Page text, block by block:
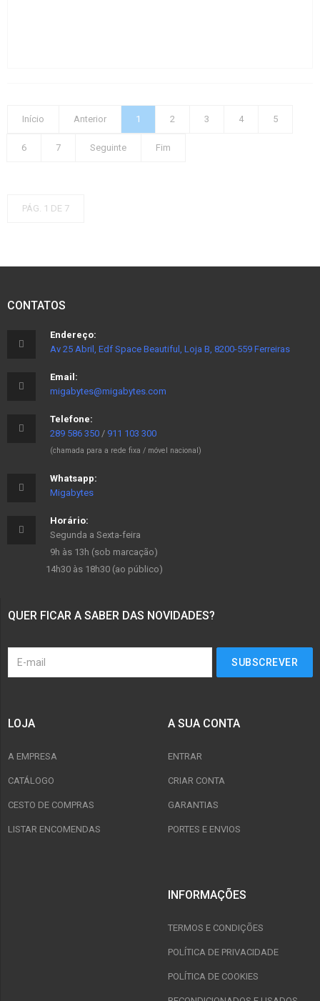
Início Anterior 1 2 3 4 5
6 7 Seguinte Fim
PÁG. 1 DE 7
CONTATOS
Endereço:
Av 25 Abril, Edf Space Beautiful, Loja B, 8200-559 Ferreiras
Email:
migabytes@migabytes.com
Telefone:
289 586 350 / 911 103 300
(chamada para a rede fixa / móvel nacional)
Whatsapp:
Migabytes
Horário:
Segunda a Sexta-feira
9h às 13h (sob marcação)
14h30 às 18h30 (ao público)
QUER FICAR A SABER DAS NOVIDADES?
LOJA
A EMPRESA
CATÁLOGO
CESTO DE COMPRAS
LISTAR ENCOMENDAS
A SUA CONTA
ENTRAR
CRIAR CONTA
GARANTIAS
PORTES E ENVIOS
INFORMAÇÕES
TERMOS E CONDIÇÕES
POLÍTICA DE PRIVACIDADE
POLÍTICA DE COOKIES